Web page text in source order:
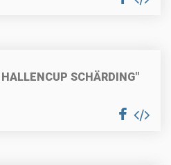
SCHÄRDING"